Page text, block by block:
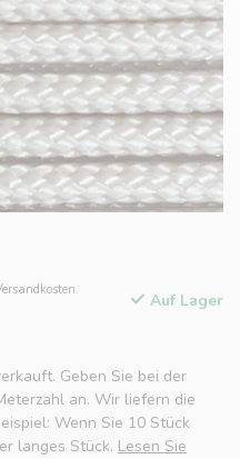
Auf Lager
Geben Sie bei der
an. Wir liefern die
Wenn Sie 10 Stück
langes Stück. Lesen Sie